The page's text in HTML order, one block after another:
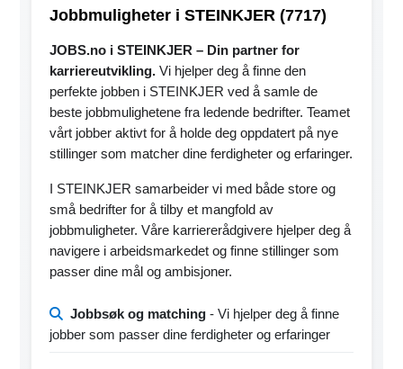
Jobbmuligheter i STEINKJER (7717)
JOBS.no i STEINKJER – Din partner for
karriereutvikling. Vi hjelper deg å finne den
perfekte jobben i STEINKJER ved å samle de
beste jobbmulighetene fra ledende bedrifter. Teamet
vårt jobber aktivt for å holde deg oppdatert på nye
stillinger som matcher dine ferdigheter og erfaringer.
I STEINKJER samarbeider vi med både store og
små bedrifter for å tilby et mangfold av
jobbmuligheter. Våre karriererådgivere hjelper deg å
navigere i arbeidsmarkedet og finne stillinger som
passer dine mål og ambisjoner.
Jobbsøk og matching - Vi hjelper deg å finne
jobber som passer dine ferdigheter og erfaringer